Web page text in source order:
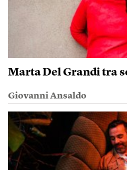
Marta Del Grandi tra
Giovanni Ansaldo